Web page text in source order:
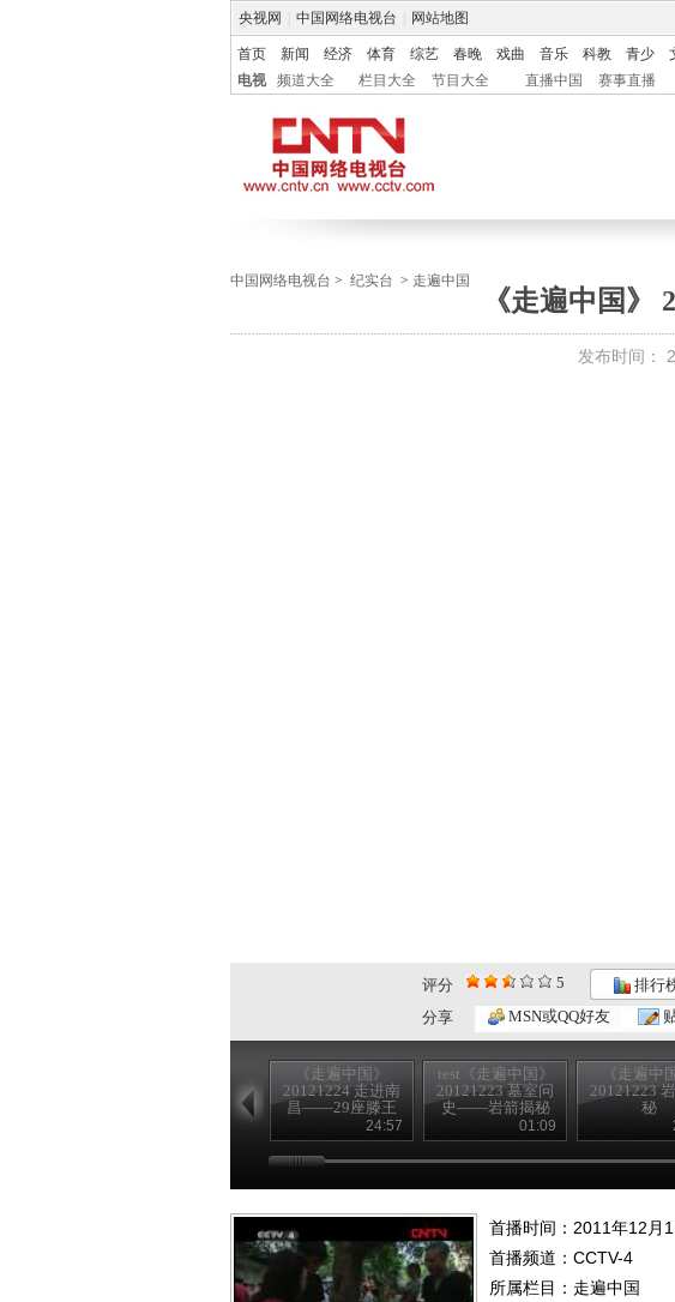
央视网 中国网络电视台 网站地图
首页 新闻 经济 体育 综艺 春晚 戏曲 音乐 科教 青少
电视
频道大全 栏目大全 节目大全 直播中国 赛事直播
中国网络电视台 > 纪实台 > 走遍中国
《走遍中国》
发布时间：
评分 5 排行
分享
MSN或QQ好友
《走遍中国》
20121224 走进南
昌——29座滕王
24:57
test《走遍中国》
20121223 墓室问
史——岩箭揭秘
01:09
《走遍中
20121223
秘
首播时间：2011年12月
首播频道： CCTV-4
所属栏目： 走遍中国